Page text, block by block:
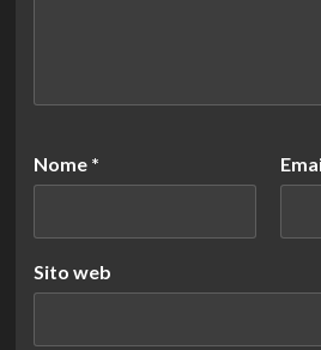
Nome *
Sito web